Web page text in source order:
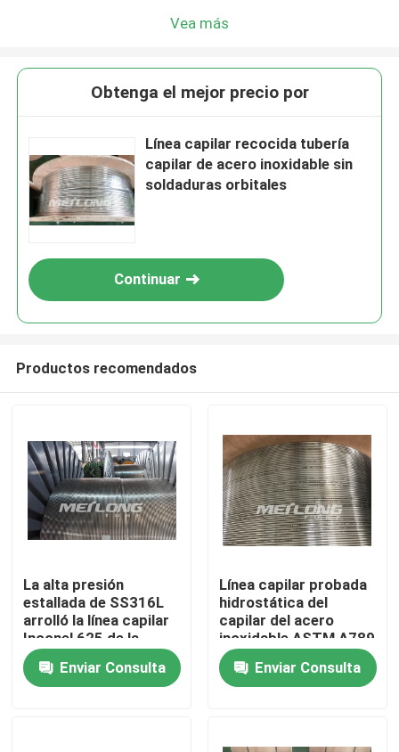
Hogar
Productos
Vea más
Obtenga el mejor precio por
Línea capilar recocida tubería
capilar de acero inoxidable sin
soldaduras orbitales
Continuar
Productos recomendados
La alta presión
estallada de SS316L
arrolló la línea capilar
Inconel 625 de la
tubería
Enviar Consulta
Línea capilar probada
hidrostática del
capilar del acero
inoxidable ASTM A789
Incoloy 825
Enviar Consulta